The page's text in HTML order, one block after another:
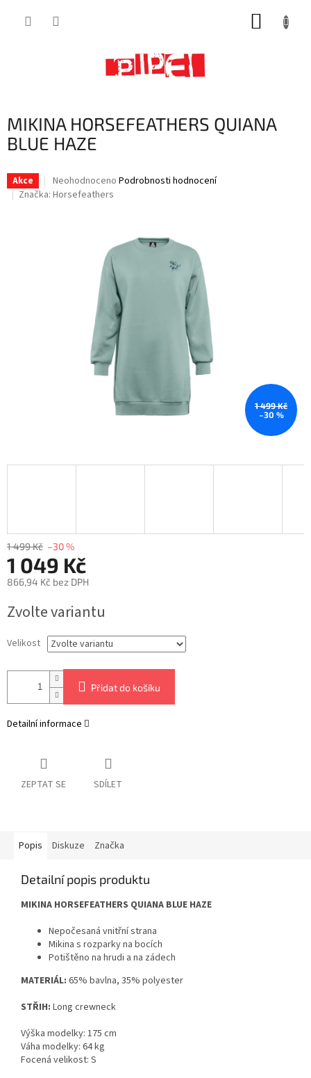
MIKINA HORSEFEATHERS QUIANA
BLUE HAZE
Akce
Průměrné
hodnocení
Neohodnoceno Podrobnosti hodnocení
Značka: Horsefeathers
1 499 Kč
–30 %
1 499 Kč –30 %
1 049 Kč
866,94 Kč bez DPH
cena:
Zvolte variantu
Velikost
Přidat do košíku
Detailní informace
ZEPTAT SE SDÍLET
Popis Diskuze Značka
Detailní popis produktu
MIKINA HORSEFEATHERS QUIANA BLUE HAZE
Nepočesaná vnitřní strana
Mikina s rozparky na bocích
Potištěno na hrudi a na zádech
MATERIÁL: 65% bavlna, 35% polyester
STŘIH: Long crewneck
Výška modelky: 175 cm
Váha modelky: 64 kg
Focená velikost: S